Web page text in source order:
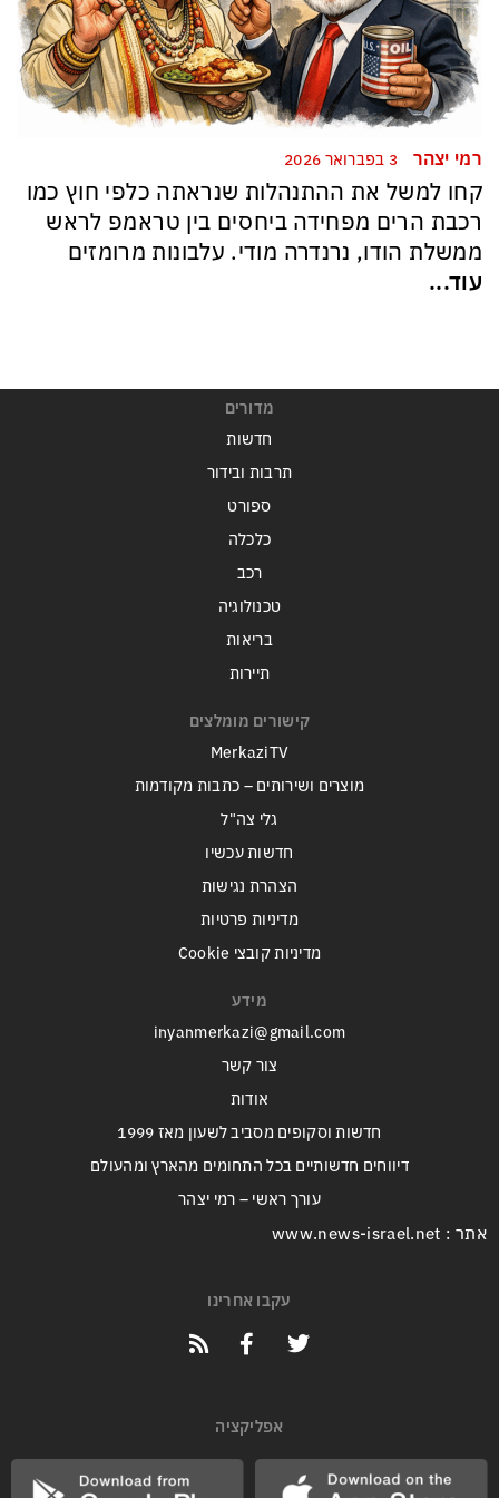
רמי יצהר
קחו למשל את ההתנהלות שנראתה כלפי חוץ כמו
רכבת הרים מפחידה ביחסים בין טראמפ לראש
ממשלת הודו, נרנדרה מודי. עלבונות מרומזים
עוד...
מדורים
חדשות
תרבות ובידור
ספורט
כלכלה
רכב
טכנולוגיה
בריאות
תיירות
קישורים מומלצים
MerkaziTV
מוצרים ושירותים – כתבות מקודמות
גלי צה"ל
חדשות עכשיו
הצהרת נגישות
מדיניות פרטיות
מדיניות קובצי Cookie
מידע
inyanmerkazi@gmail.com
צור קשר
אודות
חדשות וסקופים מסביב לשעון מאז 1999
דיווחים חדשותיים בכל התחומים מהארץ ומהעולם
עורך ראשי – רמי יצהר
אתר : www.news-israel.net
עקבו אחרינו
אפליקציה